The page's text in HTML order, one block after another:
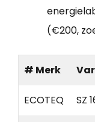
(€200,
# Merk
ECOTEQ SZ